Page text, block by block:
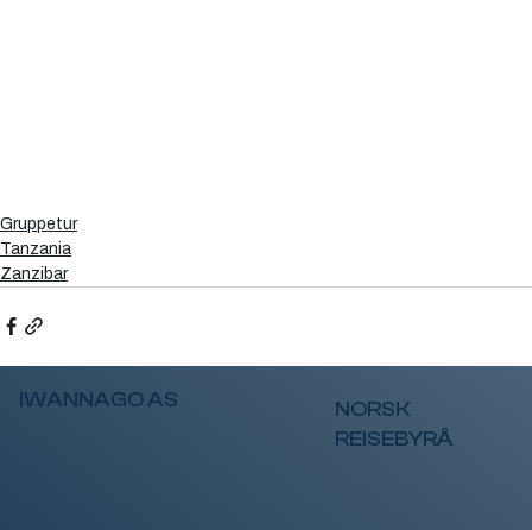
Gruppetur
Tanzania
Zanzibar
IWANNAGO AS
NORSK
REISEBYRÅ